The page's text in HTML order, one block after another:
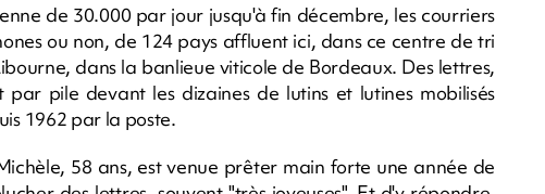
de 30.000 par jour jusqu'à fin décembre, les courriers
ou non, de 124 pays affluent ici, dans ce centre de tri
dans la banlieue viticole de Bordeaux. Des lettres,
par pile devant les dizaines de lutins et lutines mobilisés
1962 par la poste.
58 ans, est venue prêter main forte une année de